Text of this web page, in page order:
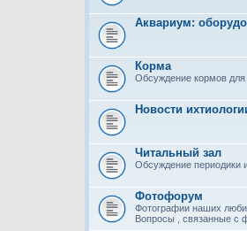
Аквариум:
Корма
Обсуждение кормов для
Новости
Читальный зал
Обсуждение периодики
Фотофорум
Фотографии наших
Вопросы , связанные с